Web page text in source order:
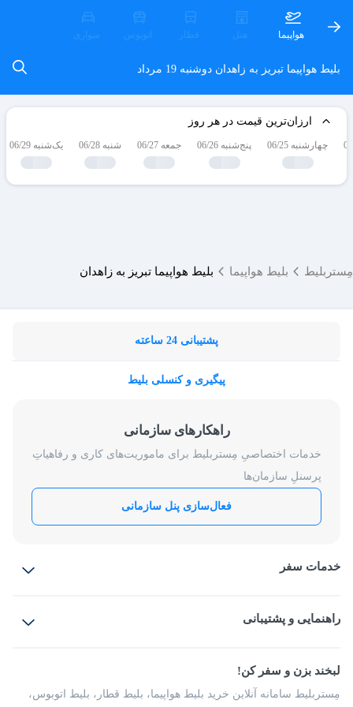
هواپیما هتل قطار اتوبوس سواری
بلیط هواپیما تبریز به زاهدان دوشنبه 19 مرداد
ارزان‌ترین قیمت در هر روز
چهارشنبه 06/25 پنج‌شنبه 06/26 جمعه 06/27 شنبه 06/28 یک‌شنبه 06/29
مِستربلیط بلیط هواپیما بلیط هواپیما تبریز به زاهدان
پشتیبانی 24 ساعته
پیگیری و کنسلی بلیط
راهکارهای سازمانی
خدمات اختصاصیِ مِستربلیط برای ماموریت‌های کاری و رفاهیاتِ
پرسنلِ سازمان‌ها
فعال‌سازی پنل سازمانی
خدمات سفر
بلیط قطار
راهنمایی و پشتیبانی
شرایط و مقررات
راهکار سازمانی
فرصت‌های شغلی
لبخند بزن و سفر کن!
مِستربلیط سامانه آنلاین خرید بلیط هواپیما، بلیط قطار، بلیط اتوبوس،